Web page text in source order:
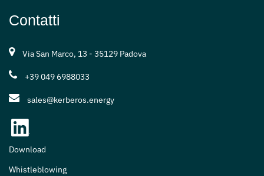
Contatti
Via San Marco, 13 - 35129 Padova
+39 049 6988033
sales@kerberos.energy
Download
Whistleblowing